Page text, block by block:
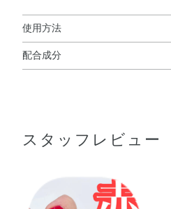
使用方法
使用上の注意
配合成分
アクリレーツコポリマー・オキ
202
スタッフレビュー